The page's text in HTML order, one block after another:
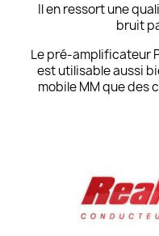
Il en ressort une
bruit
Le pré-amplificateur
est utilisable aussi
mobile MM que des